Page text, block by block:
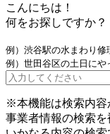
こんにちは！
何をお探しですか？
例）渋谷駅の水まわり修
例）世田谷区の土日にや
※本機能は検索内容
事業者情報の検索を